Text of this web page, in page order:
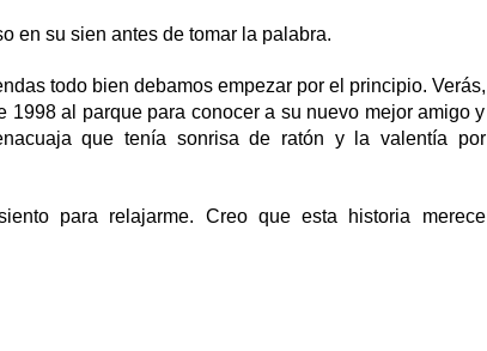
en su sien antes de tomar la palabra.
todo bien debamos empezar por el principio. Verás,
1998 al parque para conocer a su nuevo mejor amigo y
que tenía sonrisa de ratón y la valentía por
para relajarme. Creo que esta historia merece